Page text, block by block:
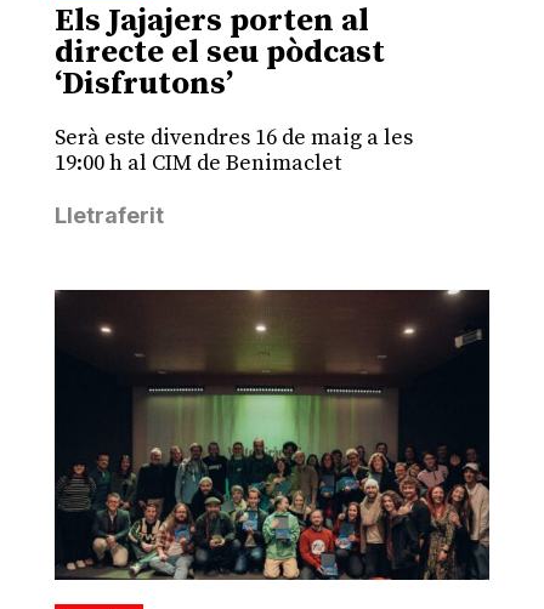
Els Jajajers porten al
directe el seu pòdcast
‘Disfrutons’
Serà este divendres 16 de maig a les
19:00 h al CIM de Benimaclet
Lletraferit